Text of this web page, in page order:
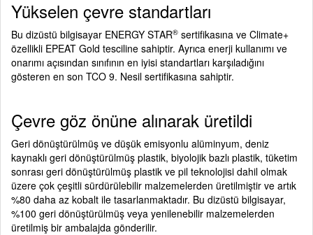
Yükselen çevre standartları
Bu dizüstü bilgisayar ENERGY STAR® sertifikasına ve Climate+
özellikli EPEAT Gold tesciline sahiptir. Ayrıca enerji kullanımı ve
onarımı açısından sınıfının en iyisi standartları karşıladığını
gösteren en son TCO 9. Nesil sertifikasına sahiptir.
Çevre göz önüne alınarak üretildi
Geri dönüştürülmüş ve düşük emisyonlu alüminyum, deniz
kaynaklı geri dönüştürülmüş plastik, biyolojik bazlı plastik, tüketim
sonrası geri dönüştürülmüş plastik ve pil teknolojisi dahil olmak
üzere çok çeşitli sürdürülebilir malzemelerden üretilmiştir ve artık
%80 daha az kobalt ile tasarlanmaktadır. Bu dizüstü bilgisayar,
%100 geri dönüştürülmüş veya yenilenebilir malzemelerden
üretilmiş bir ambalajda gönderilir.